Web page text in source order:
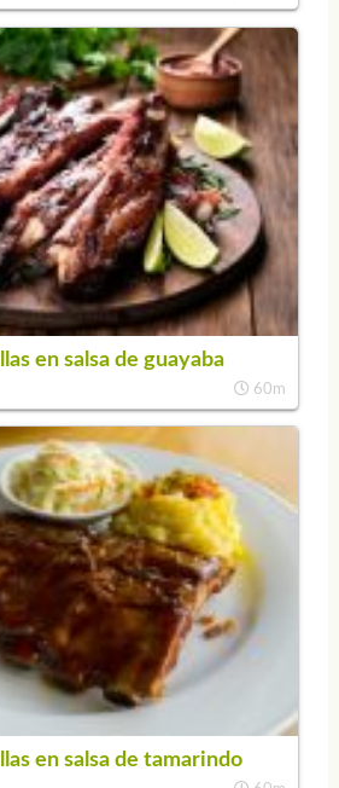
en salsa de guayaba
60m
en salsa de tamarindo